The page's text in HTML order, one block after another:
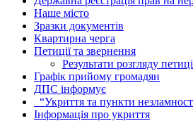
Наше місто
Зразки документів
Квартирна черга
Петиції та звернення
Результати розгляду
Графік прийому громадян
ДПС інформує
“Укриття та пункти
Інформація про укриття